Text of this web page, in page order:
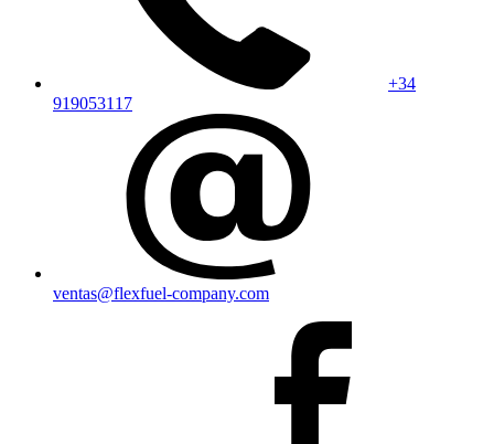
+34
919053117
ventas@flexfuel-company.com